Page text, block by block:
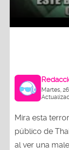
Martes,
Mira esta
público de
al ver una